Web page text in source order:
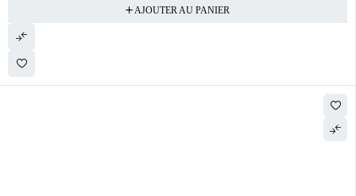
AJOUTER AU PANIER